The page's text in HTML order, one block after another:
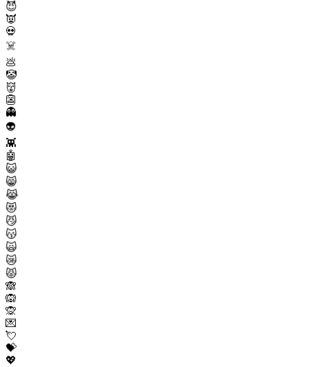
😈
👿
💀
☠️
💩
🤡
👹
👺
👻
👽
👾
🤖
😺
😸
😹
😻
😼
😽
🙀
😿
😾
🙈
🙉
🙊
💌
💘
💝
💖